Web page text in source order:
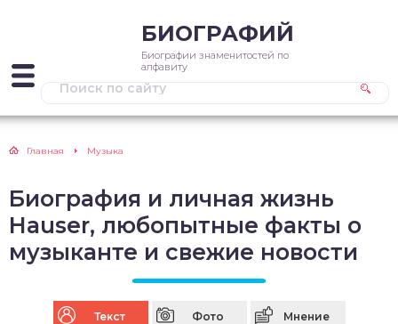
БИОГРАФИЙ
Биографии знаменитостей по
алфавиту
Главная Музыка
Биография и личная жизнь
Hauser, любопытные факты о
музыканте и свежие новости
Текст Фото Мнение